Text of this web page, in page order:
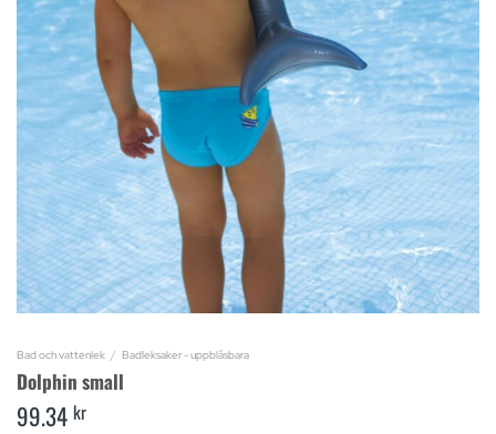
Bad och vattenlek / Badleksaker - uppblåsbara
Dolphin small
99.34 kr